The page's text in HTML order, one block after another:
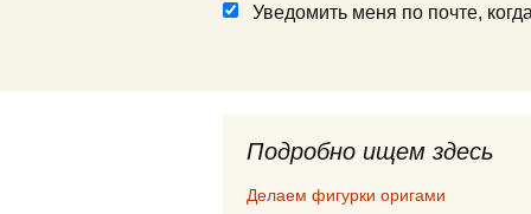
Уведомить меня по почте,
Подробно ищем здесь
Делаем фигурки оригами